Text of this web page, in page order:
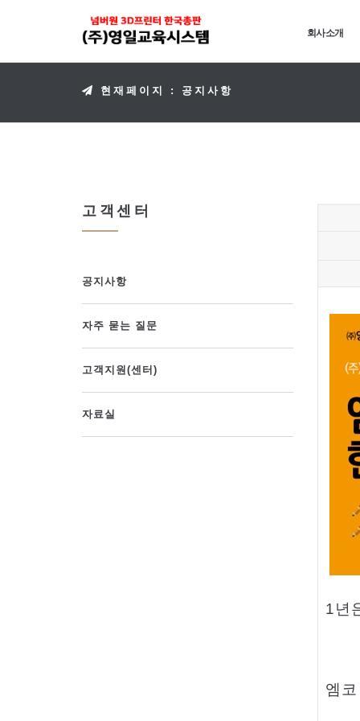
회사소개
현재페이지 : 공지사항
고객센터
공지사항
자주 묻는 질문
고객지원(센터)
자료실
1년
엠코